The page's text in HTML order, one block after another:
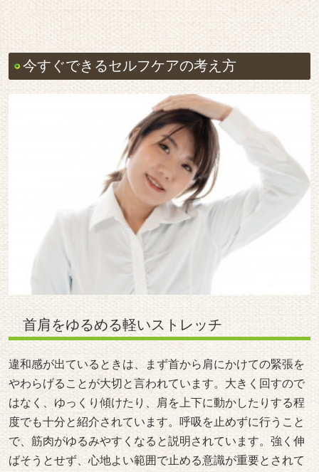
今すぐできるセルフケアの考え方
首肩をゆるめる軽いストレッチ
違和感が出ているときは、まず首から肩にかけての緊張を
やわらげることが大切と言われています。大きく回すので
はなく、ゆっくり傾けたり、肩を上下に動かしたりする程
度でも十分と紹介されています。呼吸を止めずに行うこと
で、筋肉がゆるみやすくなると説明されています。強く伸
ばそうとせず、心地よい範囲で止める意識が重要とされて